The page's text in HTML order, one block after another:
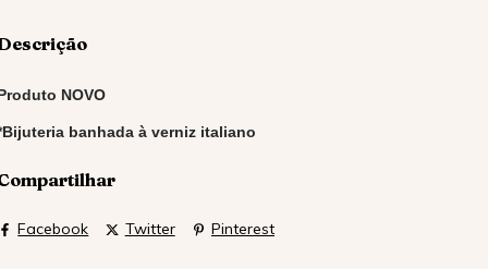
NOVO
banhada à verniz italiano
Facebook Twitter Pinterest